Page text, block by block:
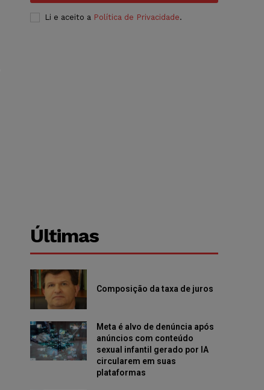
Li e aceito a Política de Privacidade.
Últimas
Composição da taxa de juros
Meta é alvo de denúncia após
anúncios com conteúdo
sexual infantil gerado por IA
circularem em suas
plataformas